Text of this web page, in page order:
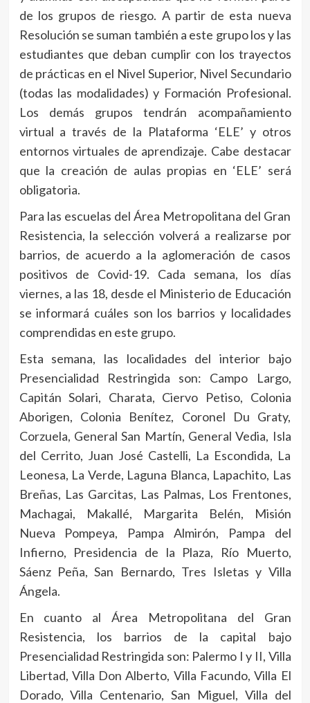
de los grupos de riesgo. A partir de esta nueva
Resolución se suman también a este grupo los y las
estudiantes que deban cumplir con los trayectos
de prácticas en el Nivel Superior, Nivel Secundario
(todas las modalidades) y Formación Profesional.
Los demás grupos tendrán acompañamiento
virtual a través de la Plataforma ‘ELE’ y otros
entornos virtuales de aprendizaje. Cabe destacar
que la creación de aulas propias en ‘ELE’ será
obligatoria.
Para las escuelas del Área Metropolitana del Gran
Resistencia, la selección volverá a realizarse por
barrios, de acuerdo a la aglomeración de casos
positivos de Covid-19. Cada semana, los días
viernes, a las 18, desde el Ministerio de Educación
se informará cuáles son los barrios y localidades
comprendidas en este grupo.
Esta semana, las localidades del interior bajo
Presencialidad Restringida son: Campo Largo,
Capitán Solari, Charata, Ciervo Petiso, Colonia
Aborigen, Colonia Benítez, Coronel Du Graty,
Corzuela, General San Martín, General Vedia, Isla
del Cerrito, Juan José Castelli, La Escondida, La
Leonesa, La Verde, Laguna Blanca, Lapachito, Las
Breñas, Las Garcitas, Las Palmas, Los Frentones,
Machagai, Makallé, Margarita Belén, Misión
Nueva Pompeya, Pampa Almirón, Pampa del
Infierno, Presidencia de la Plaza, Río Muerto,
Sáenz Peña, San Bernardo, Tres Isletas y Villa
Ángela.
En cuanto al Área Metropolitana del Gran
Resistencia, los barrios de la capital bajo
Presencialidad Restringida son: Palermo I y II, Villa
Libertad, Villa Don Alberto, Villa Facundo, Villa El
Dorado, Villa Centenario, San Miguel, Villa del